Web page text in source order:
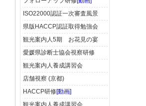
ISO22000認証一次審査風景
県版HACCP認証取得勉強会
観光案内人5期 お花見の宴
愛媛県診断士協会視察研修
観光案内人養成講習会
店舗視察 (京都)
HACCP研修[動画]
観光案内人養成講習会